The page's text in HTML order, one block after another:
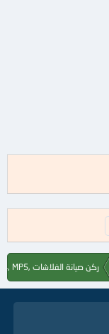
ركن صيانة الفلاشات ,Flash, MP3, MP4, MP5